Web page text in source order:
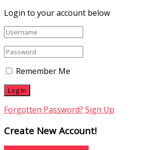
Login to your account below
Remember Me
Forgotten Password? Sign Up
Create New Account!